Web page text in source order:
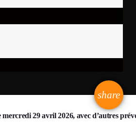
share
email
29 avril 2026, avec d’autres